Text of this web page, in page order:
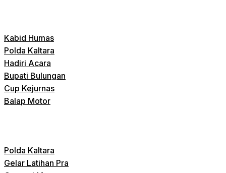
Kabid Humas
Polda Kaltara
Hadiri Acara
Bupati Bulungan
Cup Kejurnas
Balap Motor
Polda Kaltara
Gelar Latihan Pra